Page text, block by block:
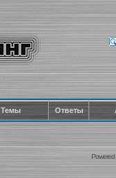
Темы Ответы